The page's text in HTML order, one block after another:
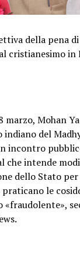
della pena
cristianesimo
marzo, Mohan
del
incontro
che intende
dello Stato
le
«fraudolente»,